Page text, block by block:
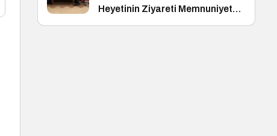
Heyetinin Ziyareti Memnuniyet
Verici